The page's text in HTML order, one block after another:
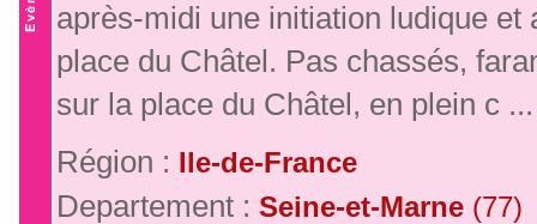
après-midi une initiation ludique
place du Châtel. Pas chassés,
sur la place du Châtel, en plein c ...
Région : Ile-de-France
Departement : Seine-et-Marne (77)